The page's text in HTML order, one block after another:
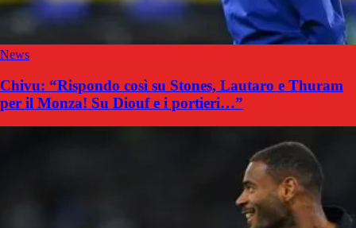
News
Chivu: “Rispondo così su Stones, Lautaro e Thuram
per il Monza! Su Diouf e i portieri…”